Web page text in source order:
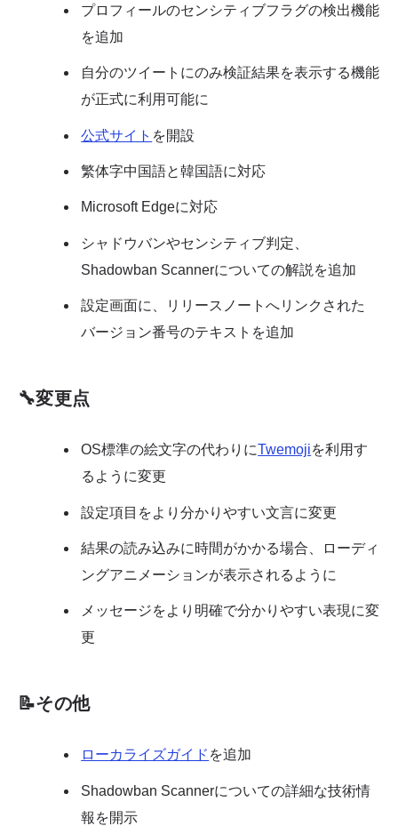
プロフィールのセンシティブフラグの検出機能
を追加
自分のツイートにのみ検証結果を表示する機能
が正式に利用可能に
公式サイト を開設
繁体字中国語と韓国語に対応
Microsoft Edgeに対応
シャドウバンやセンシティブ判定、
Shadowban Scannerについての解説を追加
設定画面に、リリースノートへリンクされた
バージョン番号のテキストを追加
🔧変更点
OS標準の絵文字の代わりにTwemojiを利用す
るように変更
設定項目をより分かりやすい文言に変更
結果の読み込みに時間がかかる場合、ローディ
ングアニメーションが表示されるように
メッセージをより明確で分かりやすい表現に変
更
📝その他
ローカライズガイド を追加
Shadowban Scannerについての詳細な技術情
報を開示